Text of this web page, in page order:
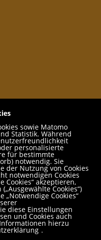
sowie Matomo
Statistik. Während
personalisierte
für bestimmte
notwendig. Sie
der Nutzung von Cookies
notwendigen Cookies
Cookies“ akzeptieren,
Cookies“)
„Notwendige Cookies“
diese Einstellungen
und Cookies auch
hierzu
.